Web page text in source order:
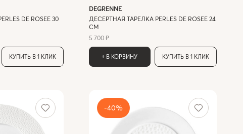
DE ROSEE 30
КУПИТЬ В 1 КЛИК
DEGRENNE
ДЕСЕРТНАЯ ТАРЕЛКА PERLES DE ROSEE 24
СМ
5 700 ₽
+ В КОРЗИНУ КУПИТЬ В 1 КЛИК
-40%